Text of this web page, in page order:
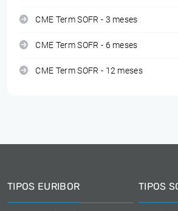
CME Term SOFR - 3 meses
CME Term SOFR - 6 meses
CME Term SOFR - 12 meses
TIPOS EURIBOR TIPOS